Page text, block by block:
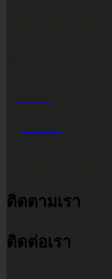
9.00 น. - 17.30 น.
ติดตามเรา
ติดต่อเรา